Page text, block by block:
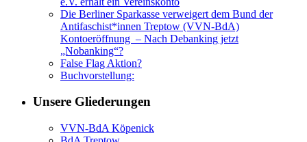
Die Berliner Sparkasse verweigert dem Bund der
Antifaschist*innen Treptow (VVN-BdA)
Kontoeröffnung – Nach Debanking jetzt
„Nobanking“?
False Flag Aktion?
Buchvorstellung:
Unsere Gliederungen
VVN-BdA Köpenick